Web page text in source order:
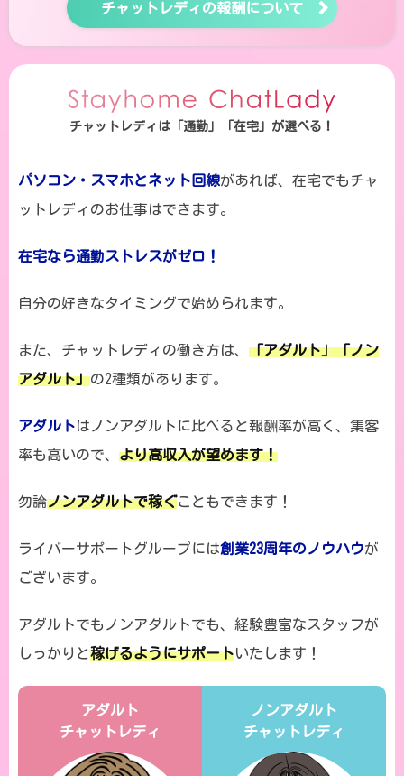
チャットレディの報酬について
チャットレディは「通勤」「在宅」が選べる！
パソコン・スマホとネット回線があれば、在宅でもチャ
ットレディのお仕事はできます。
在宅なら通勤ストレスがゼロ！
自分の好きなタイミングで始められます。
また、チャットレディの働き方は、 「アダルト」「ノン
アダルト」の2種類があります。
アダルトはノンアダルトに比べると報酬率が高く、集客
率も高いので、 より高収入が望めます！
勿論ノンアダルトで稼ぐこともできます！
ライバーサポートグループには創業23周年のノウハウが
ございます。
アダルトでもノンアダルトでも、経験豊富なスタッフが
しっかりと稼げるようにサポートいたします！
アダルト
チャットレディ
ノンアダルト
チャットレディ